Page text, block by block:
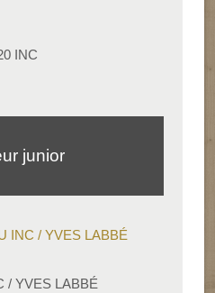
INC
junior
INC / YVES LABBÉ
/ YVES LABBÉ